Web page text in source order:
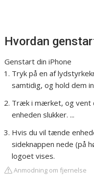
Hvordan
Genstart din iPhone
Tryk på en af
samtidig, og hold dem
Træk i mærket, og vent
enheden slukker. ...
Hvis du vil tænde
sideknappen nede (på
logoet vises.
Anmodning om fjernelse